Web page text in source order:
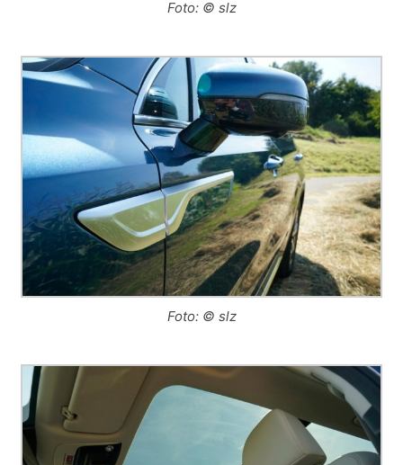
Foto: © slz
Foto: © slz